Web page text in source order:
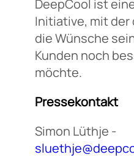
DeepCool ist
Initiative, mit der
die Wünsche
Kunden noch
möchte.
Pressekontakt
Simon Lüthje -